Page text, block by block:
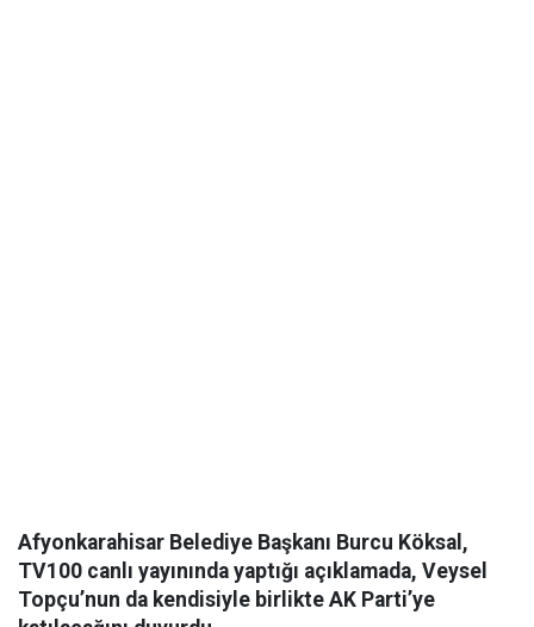
Afyonkarahisar Belediye Başkanı Burcu Köksal,
TV100 canlı yayınında yaptığı açıklamada, Veysel
Topçu’nun da kendisiyle birlikte AK Parti’ye